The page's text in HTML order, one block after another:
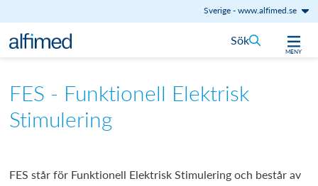
Sverige-www.alfimed.se
Hoppa till innehåll
MENY
Sök
FES - Funktionell Elektrisk
Stimulering
FES står för Funktionell Elektrisk Stimulering och består av